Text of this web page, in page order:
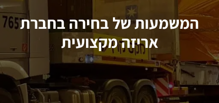
המשמעות של בחירה בחברת
אריזה מקצועית